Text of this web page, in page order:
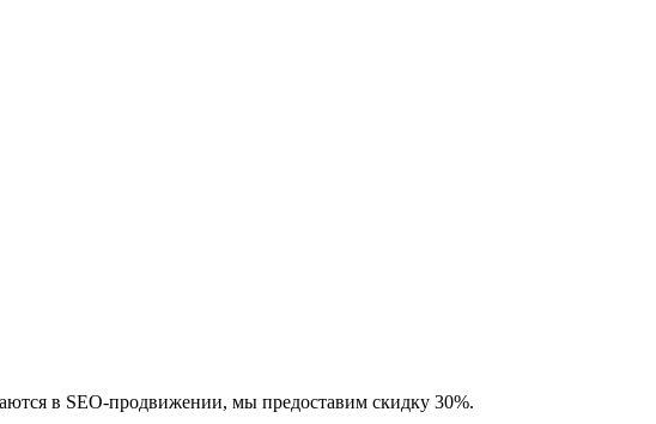
в SEO-продвижении, мы предоставим скидку 30%.